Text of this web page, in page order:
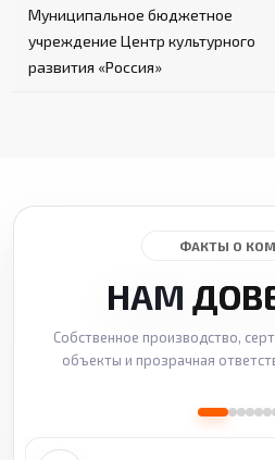
Муниципальное бюджетное
учреждение Центр культурного
развития «Россия»
ФАКТЫ О
НАМ
Собственное производство,
объекты и прозрачная